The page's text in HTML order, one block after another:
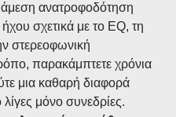
άμεση ανατροφοδότηση
σχετικά με το EQ, τη
στερεοφωνική
παρακάμπτετε χρόνια
μια καθαρή διαφορά
μόνο συνεδρίες.